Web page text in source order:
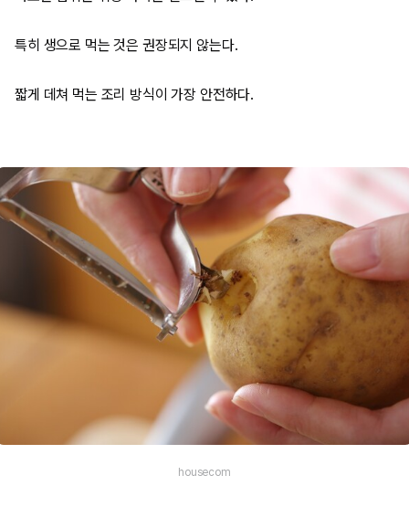
특히 생으로 먹는 것은 권장되지 않는다.
짧게 데쳐 먹는 조리 방식이 가장 안전하다.
housecom